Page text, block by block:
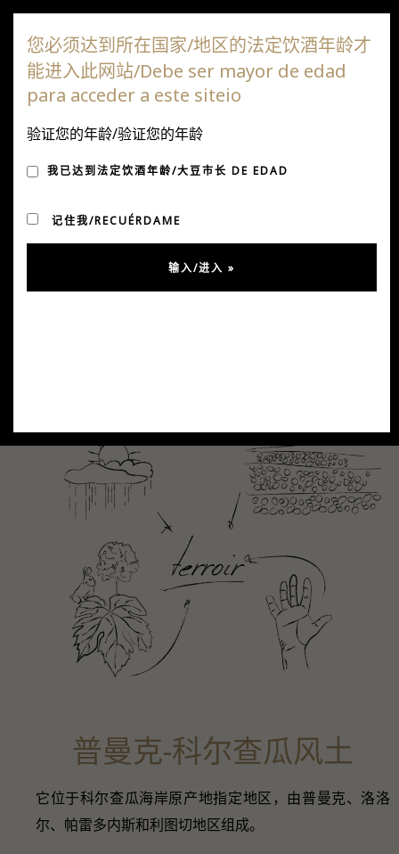
什么是风土？
普曼克-科尔查瓜风土
它位于科尔查瓜海岸原产地指定地区，由普曼克、洛洛
尔、帕雷多内斯和利图切地区组成。
您必须达到所在国家/地区的法定饮酒年龄才
能进入此网站/Debe ser mayor de edad
para acceder a este siteio
验证您的年龄/验证您的年龄
我已达到法定饮酒年龄/大豆市长 DE EDAD
记住我/RECUÉRDAME